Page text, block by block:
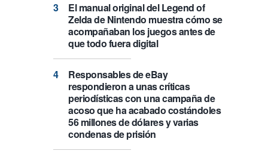
El manual original del Legend of
Zelda de Nintendo muestra cómo se
acompañaban los juegos antes de
que todo fuera digital
Responsables de eBay
respondieron a unas críticas
periodísticas con una campaña de
acoso que ha acabado costándoles
56 millones de dólares y varias
condenas de prisión